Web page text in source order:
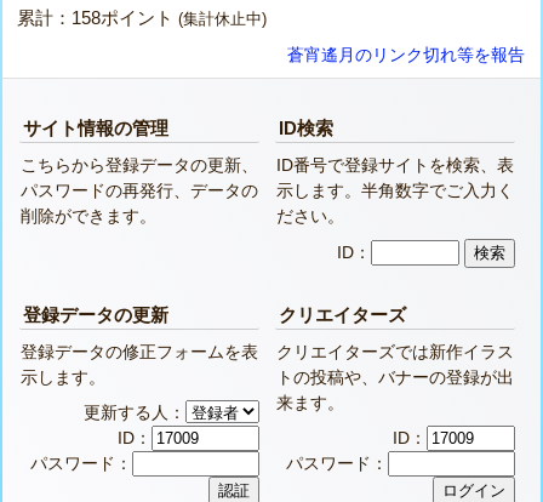
累計：158ポイント(集計休止中)
蒼宵遙月のリンク切れ等を報告
サイト情報の管理
こちらから登録データの更新、
パスワードの再発行、データの
削除ができます。
ID検索
ID番号で登録サイトを検索、表
示します。半角数字でご入力く
ださい。
ID：
登録データの更新
登録データの修正フォームを表
示します。
更新する人：
ID：
パスワード：
クリエイターズ
クリエイターズでは新作イラス
トの投稿や、バナーの登録が出
来ます。
ID：
パスワード：